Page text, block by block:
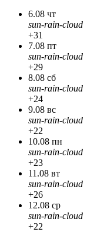
6.08 чт
sun-rain-cloud
+31
7.08 пт
sun-rain-cloud
+29
8.08 сб
sun-rain-cloud
+24
9.08 вс
sun-rain-cloud
+22
10.08 пн
sun-rain-cloud
+23
11.08 вт
sun-rain-cloud
+26
12.08 ср
sun-rain-cloud
+22